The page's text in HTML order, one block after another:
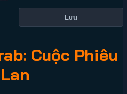
Lưu
Cuộc Phiêu